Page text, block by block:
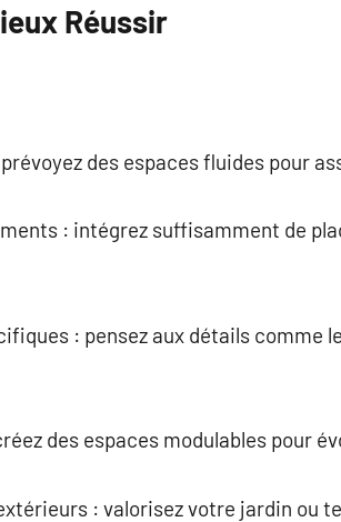
Réussir
des espaces fluides pour
: intégrez suffisamment de
: pensez aux détails comme
des espaces modulables pour
: valorisez votre jardin ou